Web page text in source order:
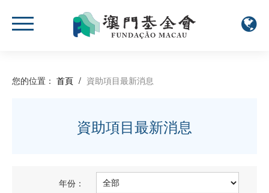
您的位置： 首頁 / 資助項目最新消息
資助項目最新消息
年份：